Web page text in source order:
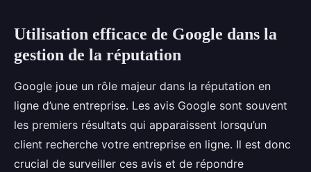
Utilisation efficace de Google dans la
gestion de la réputation
Google joue un rôle majeur dans la réputation en
ligne d’une entreprise. Les avis Google sont souvent
les premiers résultats qui apparaissent lorsqu’un
client recherche votre entreprise en ligne. Il est donc
crucial de surveiller ces avis et de répondre